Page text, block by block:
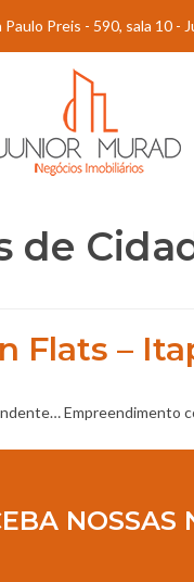
Paulo Preis - 590, sala 10 -
de
Flats –
Empreendimento
NOSSAS